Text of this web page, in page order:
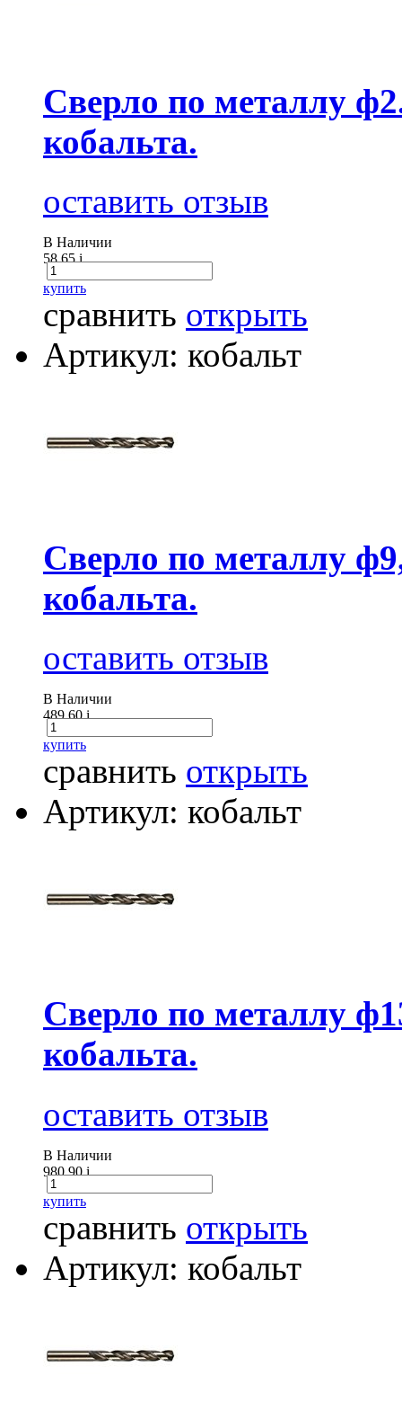
Сверло по металлу
кобальта.
оставить отзыв
В Наличии
58.65i
купить
сравнить открыть
Артикул: кобальт
Сверло по металлу
кобальта.
оставить отзыв
В Наличии
489.60i
купить
сравнить открыть
Артикул: кобальт
Сверло по металлу
кобальта.
оставить отзыв
В Наличии
980.90i
купить
сравнить открыть
Артикул: кобальт